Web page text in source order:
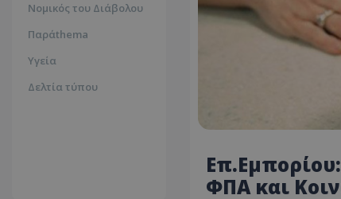
Νομικός του Διάβολου
Παράthema
Υγεία
Δελτία τύπου
ΦΠΑ και